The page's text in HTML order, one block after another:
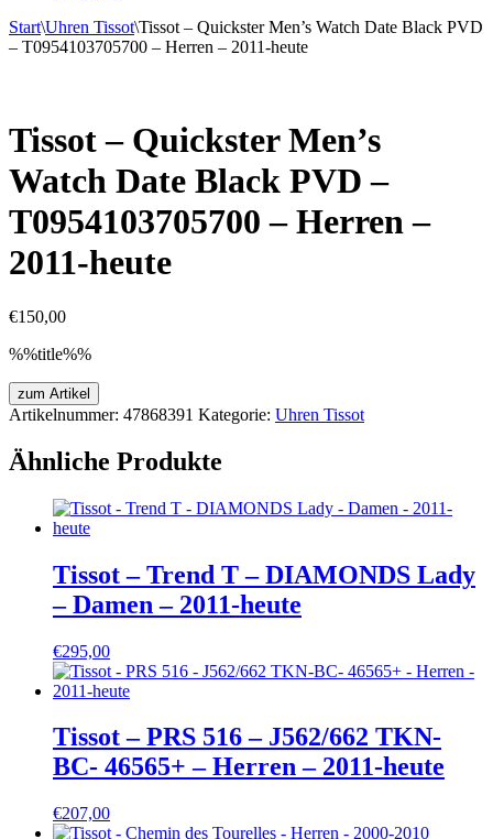
Start\Uhren Tissot\Tissot – Quickster Men’s Watch Date Black PVD
– T0954103705700 – Herren – 2011-heute
Tissot – Quickster Men’s
Watch Date Black PVD –
T0954103705700 – Herren –
2011-heute
€150,00
%%title%%
zum Artikel
Artikelnummer: 47868391 Kategorie: Uhren Tissot
Ähnliche Produkte
Tissot – Trend T – DIAMONDS Lady
– Damen – 2011-heute
€295,00
Tissot – PRS 516 – J562/662 TKN-
BC- 46565+ – Herren – 2011-heute
€207,00